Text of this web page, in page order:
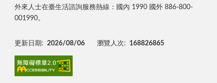
外來人士在臺生活諮詢服務熱線：國內 1990 國外 886-800-
001990。
更新日期: 2026/08/06 瀏覽人次: 168826865